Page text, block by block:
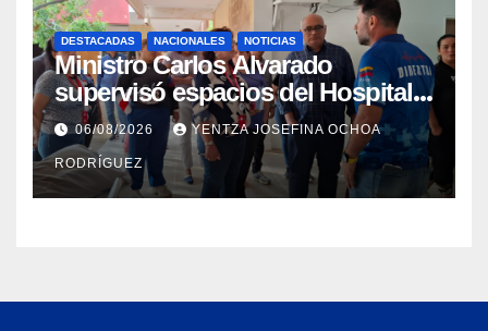
DESTACADAS NACIONALES NOTICIAS
Ministro Carlos Alvarado
supervisó espacios del Hospital
Dermatológico Dr. Martín Vegas
en La Guaira
06/08/2026 YENTZA JOSEFINA OCHOA
RODRÍGUEZ